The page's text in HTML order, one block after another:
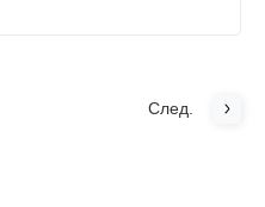
След.